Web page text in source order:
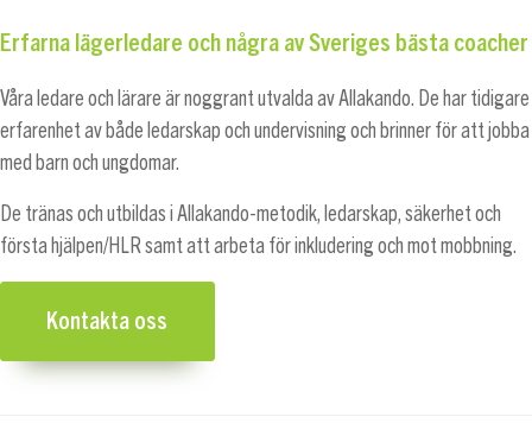
Erfarna lägerledare och några av Sveriges bästa coacher
Våra ledare och lärare är noggrant utvalda av Allakando. De har tidigare
erfarenhet av både ledarskap och undervisning och brinner för att jobba
med barn och ungdomar.
De tränas och utbildas i Allakando-metodik, ledarskap, säkerhet och
första hjälpen/HLR samt att arbeta för inkludering och mot mobbning.
Kontakta oss